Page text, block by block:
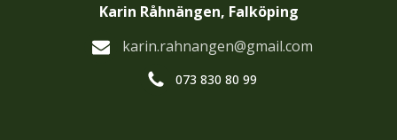
Karin Råhnängen, Falköping
karin.rahnangen@gmail.com
073 830 80 99